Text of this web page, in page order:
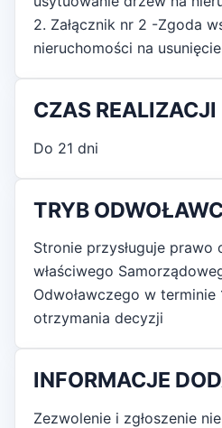
2. Załącznik nr 2 -Zgoda
nieruchomości na
CZAS REALIZACJI
Do 21 dni
TRYB
Stronie przysługuje prawo
właściwego
Odwoławczego w
otrzymania decyzji
INFORMACJE
Zezwolenie i zgłoszenie